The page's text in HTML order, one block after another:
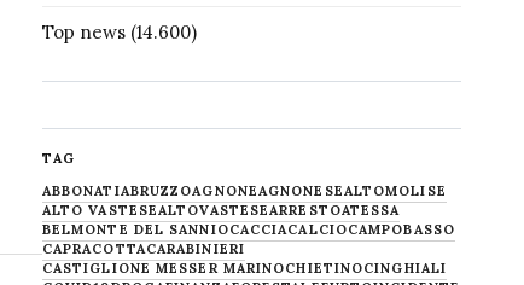
Top news(14.600)
TAG
ABBONATIABRUZZOAGNONEAGNONESEALTOMOLISE
ALTO VASTESEALTOVASTESEARRESTOATESSA
BELMONTE DEL SANNIOCACCIACALCIOCAMPOBASSO
CAPRACOTTACARABINIERI
CASTIGLIONE MESSER MARINOCHIETINOCINGHIALI